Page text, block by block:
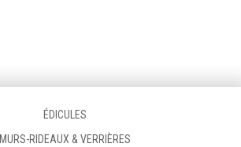
ÉDICULES
MURS-RIDEAUX & VERRIÈRES